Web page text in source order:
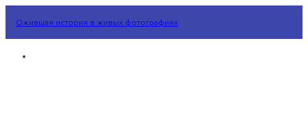
Ожившая история в живых фотографиях